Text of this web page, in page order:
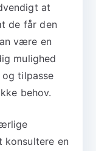
at
de får den
være en
mulighed
tilpasse
behov.
en